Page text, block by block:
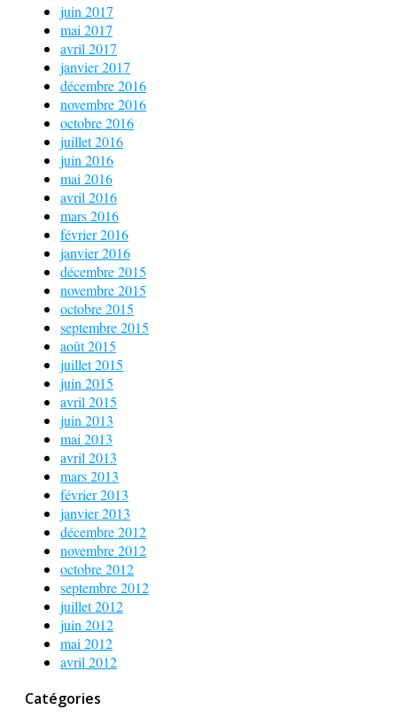
juin 2017
mai 2017
avril 2017
janvier 2017
décembre 2016
novembre 2016
octobre 2016
juillet 2016
juin 2016
mai 2016
avril 2016
mars 2016
février 2016
janvier 2016
décembre 2015
novembre 2015
octobre 2015
septembre 2015
août 2015
juillet 2015
juin 2015
avril 2015
juin 2013
mai 2013
avril 2013
mars 2013
février 2013
janvier 2013
décembre 2012
novembre 2012
octobre 2012
septembre 2012
juillet 2012
juin 2012
mai 2012
avril 2012
Catégories